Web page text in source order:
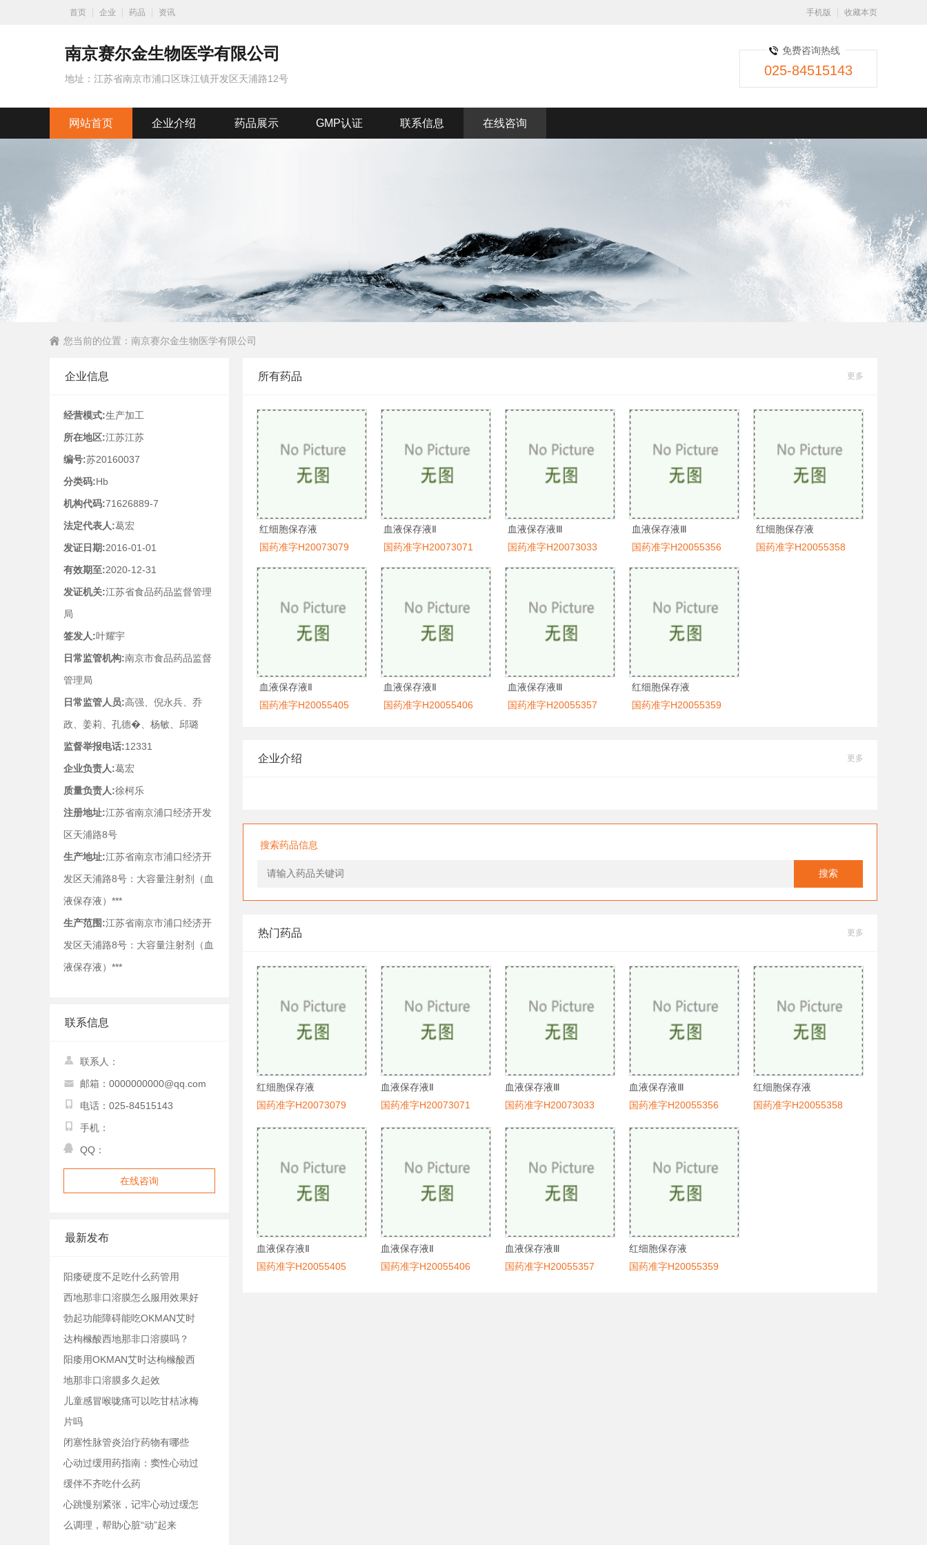
首页 企业 药品 资讯 手机版 收藏本页
南京赛尔金生物医学有限公司
地址：江苏省南京市浦口区珠江镇开发区天浦路12号
免费咨询热线
025-84515143
网站首页 企业介绍 药品展示 GMP认证 联系信息 在线咨询
您当前的位置： 南京赛尔金生物医学有限公司
所有药品 更多
红细胞保存液
国药准字H20073079
血液保存液Ⅱ
国药准字H20073071
血液保存液Ⅲ
国药准字H20073033
血液保存液Ⅲ
国药准字H20055356
红细胞保存液
国药准字H20055358
血液保存液Ⅱ
国药准字H20055405
血液保存液Ⅱ
国药准字H20055406
血液保存液Ⅲ
国药准字H20055357
红细胞保存液
国药准字H20055359
企业介绍 更多
搜索药品信息
搜索
热门药品 更多
红细胞保存液
国药准字H20073079
血液保存液Ⅱ
国药准字H20073071
血液保存液Ⅲ
国药准字H20073033
血液保存液Ⅲ
国药准字H20055356
红细胞保存液
国药准字H20055358
血液保存液Ⅱ
国药准字H20055405
血液保存液Ⅱ
国药准字H20055406
血液保存液Ⅲ
国药准字H20055357
红细胞保存液
国药准字H20055359
企业信息
经营模式:生产加工
所在地区:江苏江苏
编号:苏20160037
分类码:Hb
机构代码:71626889-7
法定代表人:葛宏
发证日期:2016-01-01
有效期至:2020-12-31
发证机关:江苏省食品药品监督管理
局
签发人:叶耀宇
日常监管机构:南京市食品药品监督
管理局
日常监管人员:高强、倪永兵、乔
政、姜莉、孔德�、杨敏、邱璐
监督举报电话:12331
企业负责人:葛宏
质量负责人:徐柯乐
注册地址:江苏省南京浦口经济开发
区天浦路8号
生产地址:江苏省南京市浦口经济开
发区天浦路8号：大容量注射剂（血
液保存液）***
生产范围:江苏省南京市浦口经济开
发区天浦路8号：大容量注射剂（血
液保存液）***
联系信息
联系人：
邮箱：0000000000@qq.com
电话：025-84515143
手机：
QQ：
在线咨询
最新发布
阳痿硬度不足吃什么药管用
西地那非口溶膜怎么服用效果好
勃起功能障碍能吃OKMAN艾时
达枸橼酸西地那非口溶膜吗？
阳痿用OKMAN艾时达枸橼酸西
地那非口溶膜多久起效
儿童感冒喉咙痛可以吃甘桔冰梅
片吗
闭塞性脉管炎治疗药物有哪些
心动过缓用药指南：窦性心动过
缓伴不齐吃什么药
心跳慢别紧张，记牢心动过缓怎
么调理，帮助心脏“动”起来